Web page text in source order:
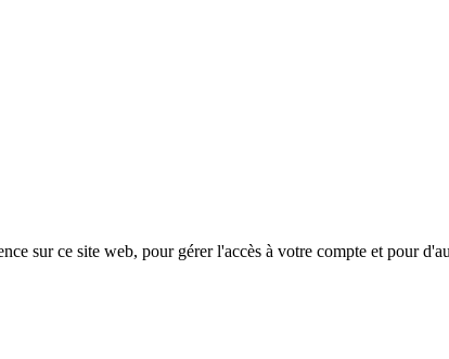
sur ce site web, pour gérer l'accès à votre compte et pour